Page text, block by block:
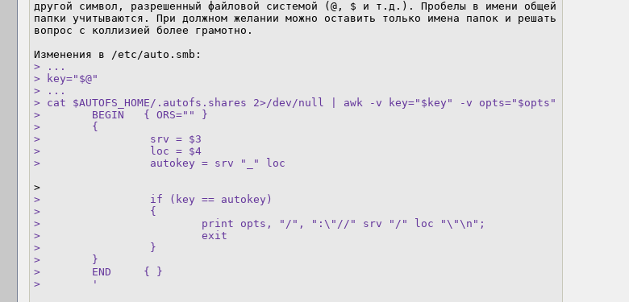
другой символ, разрешенный файловой системой (@, $ и т.д.). Пробелы в имени общей
папки учитываются. При должном желании можно оставить только имена папок и решать
вопрос с коллизией более грамотно.
> ...
> key="$@"
> ...
> cat $AUTOFS_HOME/.autofs.shares 2>/dev/null | awk -v key="$key" -v opts="$opts" -F "/" -- '
>        BEGIN   { ORS="" }
>        {
>                 srv = $3
>                 loc = $4
>                 autokey = srv "_" loc
>                 if (key == autokey)
>                 {
>                         print opts, "/", ":\"//" srv "/" loc "\"\n";
>                         exit
>                 }
>        }
>        END     { }
>        '